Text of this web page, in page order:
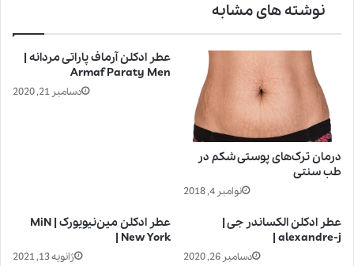
نوشته های مشابه
عطر ادکلن آرماف پاراتی مردانه |
Armaf Paraty Men
دسامبر 21, 2020
درمان ترک‌های پوستی شکم در
طب سنتی
نوامبر 4, 2018
عطر ادکلن مین‌نیویورک | MiN
New York |
ژانویه 13, 2021
عطر ادکلن الکساندر جی |
alexandre-j |
دسامبر 26, 2020